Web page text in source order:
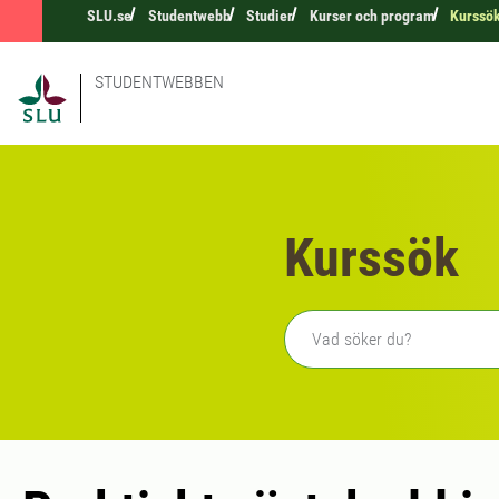
SLU.se Studentwebb Studier Kurser och program
STUDENTWEBBEN
Kurssök
Fritext sökning